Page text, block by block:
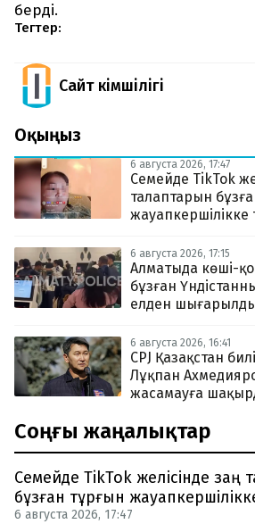
берді.
Тегтер:
Сайт Әкімшілігі
Оқыңыз
6 августа 2026, 17:47
Семейде TikTok
талаптарын
6 августа 2026, 17:15
Алматыда көші-
бұзған
елден
6 августа 2026, 16:41
CPJ Қазақстан
Лұқпан
жасамауға
Соңғы жаңалықтар
Семейде TikTok желісінде заң
бұзған тұрғын
6 августа 2026, 17:47